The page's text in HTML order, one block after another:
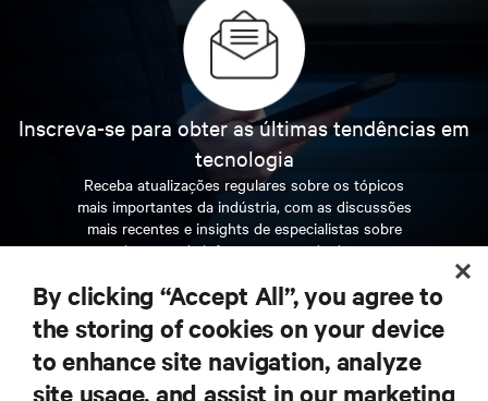
Inscreva-se para obter as últimas tendências em
tecnologia
Receba atualizações regulares sobre os tópicos
mais importantes da indústria, com as discussões
mais recentes e insights de especialistas sobre
gerenciamento de infraestrutura e de data center.
INSCREVA-SE AGORA
RECURSOS
By clicking “Accept All”, you agree to
the storing of cookies on your device
to enhance site navigation, analyze
site usage, and assist in our marketing